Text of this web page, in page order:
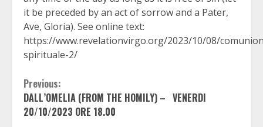
it be preceded by an act of sorrow and a Pater,
Ave, Gloria). See online text:
https://www.revelationvirgo.org/2023/10/08/
spirituale-2/
Continue
Reading
Previous:
DALL’OMELIA (FROM THE HOMILY) – VENERDI
20/10/2023 ORE 18.00